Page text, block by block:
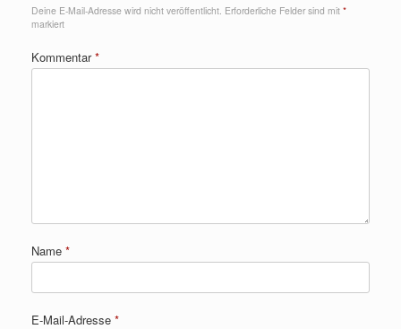
Deine E-Mail-Adresse wird nicht veröffentlicht. Erforderliche Felder sind mit *
markiert
Kommentar*
Name *
E-Mail-Adresse *